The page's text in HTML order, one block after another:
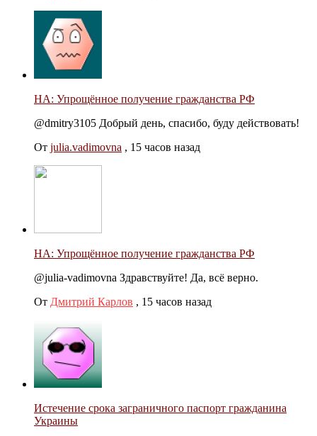
НА: Упрощённое получение гражданства РФ
@dmitry3105 Добрый день, спасибо, буду действовать!
От julia.vadimovna , 15 часов назад
НА: Упрощённое получение гражданства РФ
@julia-vadimovna Здравствуйте! Да, всё верно.
От Дмитрий Карлов , 15 часов назад
Истечение срока заграничного паспорт гражданина
Украины